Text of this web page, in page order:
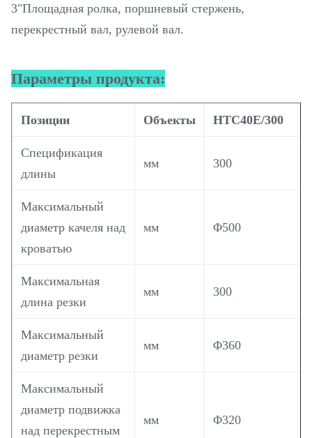
3"Площадная ролка, поршневый стержень,
перекрестный вал, рулевой вал.
Параметры продукта:
Позиции Объекты HTC40E/300
Спецификация
длины
мм 300
Максимальный
диаметр качеля над
кроватью
мм Φ500
Максимальная
длина резки
мм 300
Максимальный
диаметр резки
мм Φ360
Максимальный
диаметр подвижка
над перекрестным
мм Φ320